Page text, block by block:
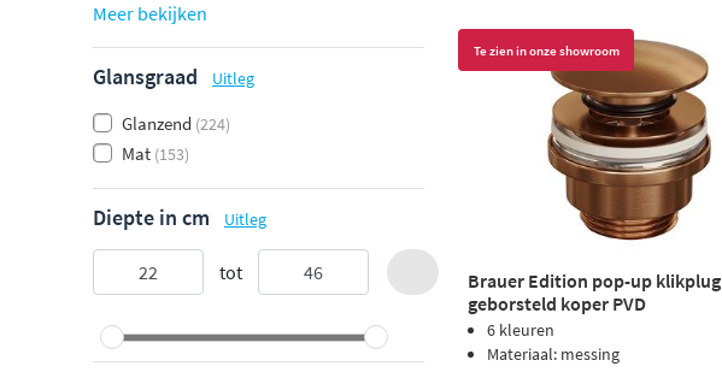
Meer bekijken
Glansgraad Uitleg
Glanzend (224)
Mat (153)
Diepte in cm Uitleg
tot
Te zien in onze showroom
Brauer Edition pop-up klikplug
geborsteld koper PVD
6 kleuren
Materiaal: messing